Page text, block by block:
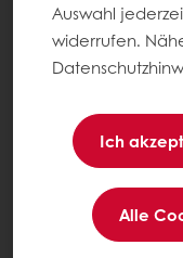
Auswahl
widerrufen.
Ich
Alle